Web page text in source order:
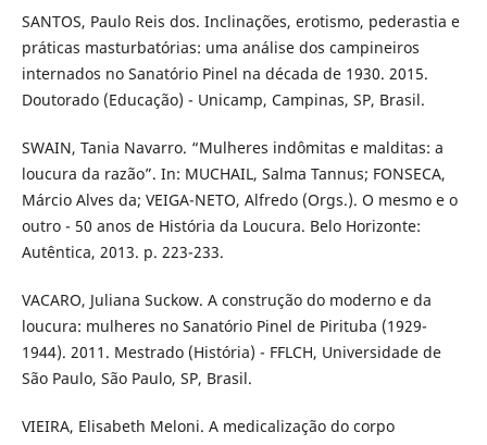
SANTOS, Paulo Reis dos. Inclinações, erotismo, pederastia e
práticas masturbatórias: uma análise dos campineiros
internados no Sanatório Pinel na década de 1930. 2015.
Doutorado (Educação) - Unicamp, Campinas, SP, Brasil.
SWAIN, Tania Navarro. “Mulheres indômitas e malditas: a
loucura da razão”. In: MUCHAIL, Salma Tannus; FONSECA,
Márcio Alves da; VEIGA-NETO, Alfredo (Orgs.). O mesmo e o
outro - 50 anos de História da Loucura. Belo Horizonte:
Autêntica, 2013. p. 223-233.
VACARO, Juliana Suckow. A construção do moderno e da
loucura: mulheres no Sanatório Pinel de Pirituba (1929-
1944). 2011. Mestrado (História) - FFLCH, Universidade de
São Paulo, São Paulo, SP, Brasil.
VIEIRA, Elisabeth Meloni. A medicalização do corpo